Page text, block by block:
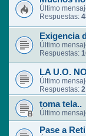
Último
Respuestas:
Exigencia
Último
Respuestas:
LA U.O.
Último
Respuestas: 2
toma tela..
Último
Pase a